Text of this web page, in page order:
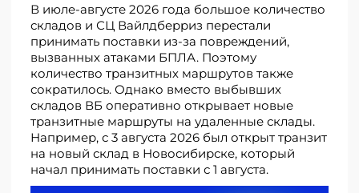
В июле-августе 2026 года большое количество
складов и СЦ Вайлдберриз перестали
принимать поставки из-за повреждений,
вызванных атаками БПЛА. Поэтому
количество транзитных маршрутов также
сократилось. Однако вместо выбывших
складов ВБ оперативно открывает новые
транзитные маршруты на удаленные склады.
Например, с 3 августа 2026 был открыт транзит
на новый склад в Новосибирске, который
начал принимать поставки с 1 августа.